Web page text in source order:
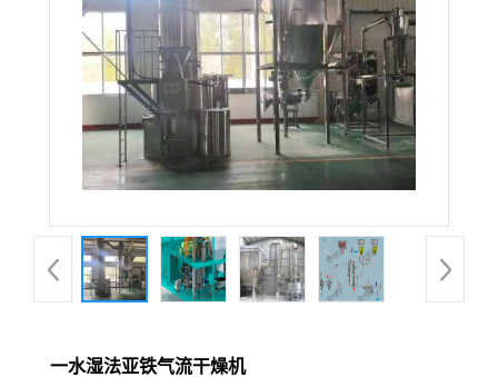
一水湿法亚铁气流干燥机